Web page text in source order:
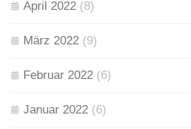
April 2022 (8)
März 2022 (9)
Februar 2022 (6)
Januar 2022 (6)